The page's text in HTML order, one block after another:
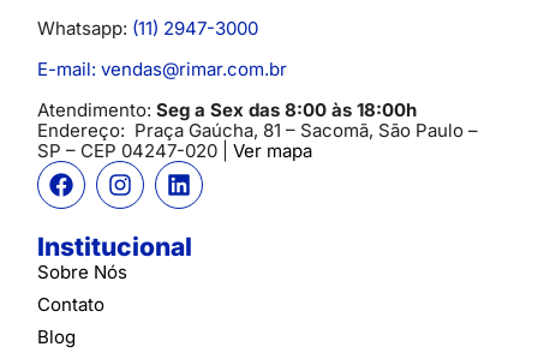
Whatsapp: (11) 2947-3000
E-mail: vendas@rimar.com.br
Atendimento: Seg a Sex das 8:00 às 18:00h
Endereço: Praça Gaúcha, 81 – Sacomã, São Paulo –
SP – CEP 04247-020 | Ver mapa
Institucional
Sobre Nós
Contato
Blog